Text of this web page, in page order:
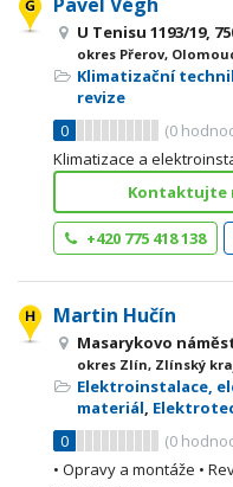
U Tenisu 1193/19,
okres Přerov,
Klimatizační
revize
0
(0
Klimatizace a
Kontaktujte
+420 775 418 138
Martin Hučín
Masarykovo
okres Zlín, Zlínský
Elektroinstalace,
materiál,
0
(0
• Opravy a montáže •